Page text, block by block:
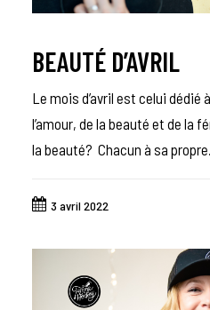
BEAUTÉ D’AVRIL
Le mois d’avril est celui dédié
l’amour, de la beauté et de la
la beauté? Chacun à sa
3 avril 2022